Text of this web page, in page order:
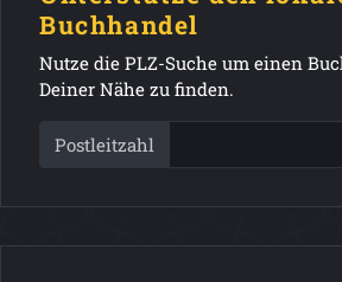
Buchhandel
Nutze die PLZ-Suche um einen
Deiner Nähe zu finden.
Postleitzahl